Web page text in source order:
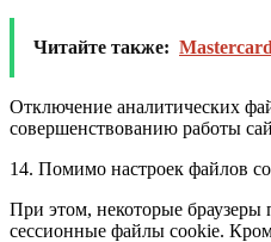
Читайте также:
Отключение аналитических
совершенствованию работы
14. Помимо настроек файлов
При этом, некоторые
сессионные файлы cookie.